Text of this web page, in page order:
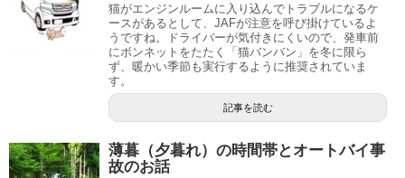
猫がエンジンルームに入り込んでトラブルになるケ
ースがあるとして、JAFが注意を呼び掛けているよ
うですね。ドライバーが気付きにくいので、発車前
にボンネットをたたく「猫バンバン」を冬に限ら
ず、暖かい季節も実行するように推奨されていま
す。
記事を読む
薄暮（夕暮れ）の時間帯とオートバイ事
故のお話